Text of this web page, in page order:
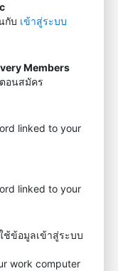
กับ เข้าสู่ระบบ
Members
อนสมัคร
linked to your
linked to your
ช้ข้อมูลเข้าสู่ระบบ
work computer